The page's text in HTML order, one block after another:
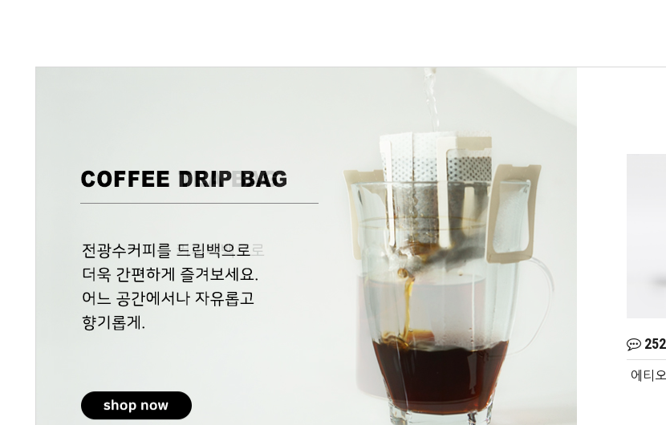
전] 500g
19,800원
콜롬비아 디카페인 [약배전]
281
전광수데일리커피_과테말라
252
에티